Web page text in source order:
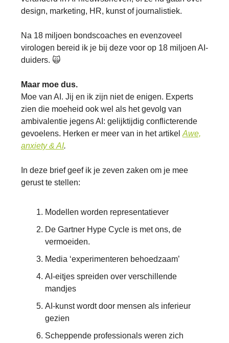
design, marketing, HR, kunst of journalistiek.
Na 18 miljoen bondscoaches en evenzoveel
virologen bereid ik je bij deze voor op 18 miljoen AI-
duiders. 🙀
Maar moe dus.
Moe van AI. Jij en ik zijn niet de enigen. Experts
zien die moeheid ook wel als het gevolg van
ambivalentie jegens AI: gelijktijdig conflicterende
gevoelens. Herken er meer van in het artikel Awe,
anxiety & AI.
In deze brief geef ik je zeven zaken om je mee
gerust te stellen:
Modellen worden representatiever
De Gartner Hype Cycle is met ons, de
vermoeiden.
Media ‘experimenteren behoedzaam’
AI-eitjes spreiden over verschillende
mandjes
AI-kunst wordt door mensen als inferieur
gezien
Scheppende professionals weren zich